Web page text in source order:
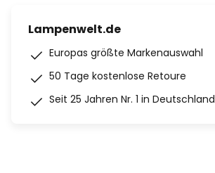
Lampenwelt.de
Europas größte Markenauswahl
50 Tage kostenlose Retoure
Seit 25 Jahren Nr. 1 in Deutschland